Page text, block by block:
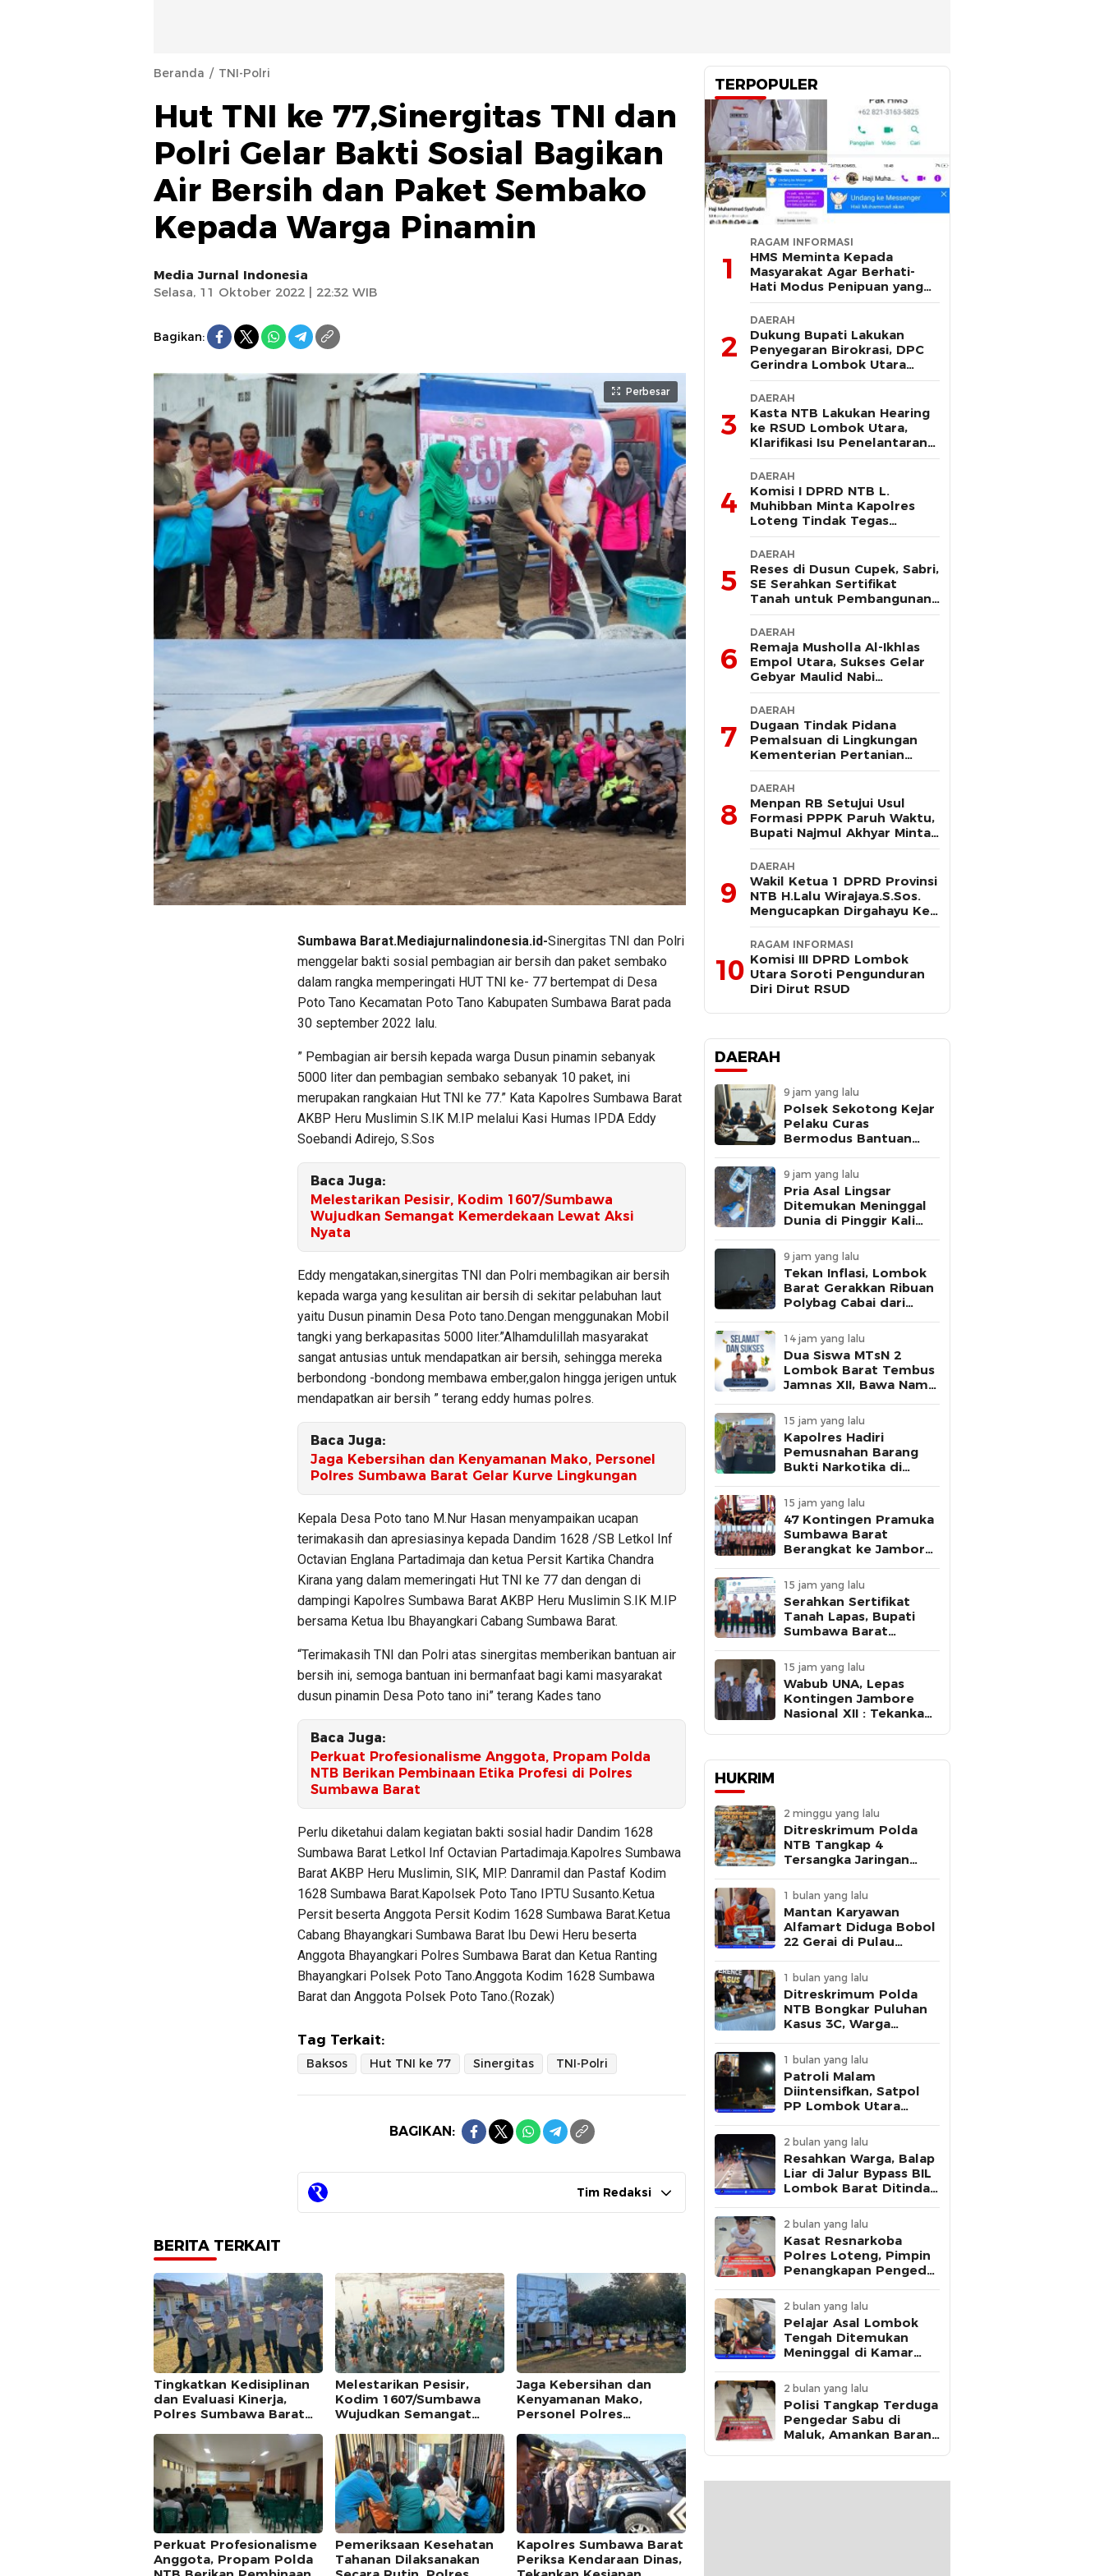
Beranda TNI-Polri
Hut TNI ke 77,Sinergitas TNI dan
Polri Gelar Bakti Sosial Bagikan
Air Bersih dan Paket Sembako
Kepada Warga Pinamin
Media Jurnal Indonesia
Selasa, 11 Oktober 2022 | 22:32 WIB
Bagikan:
Perbesar
Sumbawa Barat.Mediajurnalindonesia.id-Sinergitas TNI dan Polri
menggelar bakti sosial pembagian air bersih dan paket sembako
dalam rangka memperingati HUT TNI ke- 77 bertempat di Desa
Poto Tano Kecamatan Poto Tano Kabupaten Sumbawa Barat pada
30 september 2022 lalu.
” Pembagian air bersih kepada warga Dusun pinamin sebanyak
5000 liter dan pembagian sembako sebanyak 10 paket, ini
merupakan rangkaian Hut TNI ke 77.” Kata Kapolres Sumbawa Barat
AKBP Heru Muslimin S.IK M.IP melalui Kasi Humas IPDA Eddy
Soebandi Adirejo, S.Sos
Baca Juga:
‎Melestarikan Pesisir, Kodim 1607/Sumbawa
Wujudkan Semangat Kemerdekaan Lewat Aksi
Nyata
Eddy mengatakan,sinergitas TNI dan Polri membagikan air bersih
kepada warga yang kesulitan air bersih di sekitar pelabuhan laut
yaitu Dusun pinamin Desa Poto tano.Dengan menggunakan Mobil
tangki yang berkapasitas 5000 liter.”Alhamdulillah masyarakat
sangat antusias untuk mendapatkan air bersih, sehingga mereka
berbondong -bondong membawa ember,galon hingga jerigen untuk
mendapatkan air bersih ” terang eddy humas polres.
Baca Juga:
Jaga Kebersihan dan Kenyamanan Mako, Personel
Polres Sumbawa Barat Gelar Kurve Lingkungan
Kepala Desa Poto tano M.Nur Hasan menyampaikan ucapan
terimakasih dan apresiasinya kepada Dandim 1628 /SB Letkol Inf
Octavian Englana Partadimaja dan ketua Persit Kartika Chandra
Kirana yang dalam memeringati Hut TNI ke 77 dan dengan di
dampingi Kapolres Sumbawa Barat AKBP Heru Muslimin S.IK M.IP
bersama Ketua Ibu Bhayangkari Cabang Sumbawa Barat.
“Terimakasih TNI dan Polri atas sinergitas memberikan bantuan air
bersih ini, semoga bantuan ini bermanfaat bagi kami masyarakat
dusun pinamin Desa Poto tano ini” terang Kades tano
Baca Juga:
Perkuat Profesionalisme Anggota, Propam Polda
NTB Berikan Pembinaan Etika Profesi di Polres
Sumbawa Barat
Perlu diketahui dalam kegiatan bakti sosial hadir Dandim 1628
Sumbawa Barat Letkol Inf Octavian Partadimaja.Kapolres Sumbawa
Barat AKBP Heru Muslimin, SIK, MIP. Danramil dan Pastaf Kodim
1628 Sumbawa Barat.Kapolsek Poto Tano IPTU Susanto.Ketua
Persit beserta Anggota Persit Kodim 1628 Sumbawa Barat.Ketua
Cabang Bhayangkari Sumbawa Barat Ibu Dewi Heru beserta
Anggota Bhayangkari Polres Sumbawa Barat dan Ketua Ranting
Bhayangkari Polsek Poto Tano.Anggota Kodim 1628 Sumbawa
Barat dan Anggota Polsek Poto Tano.(Rozak)
Tag Terkait:
Baksos Hut TNI ke 77 Sinergitas TNI-Polri
BAGIKAN:
Tim Redaksi
BERITA TERKAIT
Tingkatkan Kedisiplinan
dan Evaluasi Kinerja,
Polres Sumbawa Barat
‎Melestarikan Pesisir,
Kodim 1607/Sumbawa
Wujudkan Semangat
Nyata
Jaga Kebersihan dan
Kenyamanan Mako,
Personel Polres
Kurve Lingkungan
Perkuat Profesionalisme
Anggota, Propam Polda
Pemeriksaan Kesehatan
Tahanan Dilaksanakan
Kapolres Sumbawa Barat
Periksa Kendaraan Dinas,
TERPOPULER
1
RAGAM INFORMASI
HMS Meminta Kepada
Masyarakat Agar Berhati-
Hati Modus Penipuan yang
Mengatasnamakan Dirinya
2
DAERAH
Dukung Bupati Lakukan
Penyegaran Birokrasi, DPC
Gerindra Lombok Utara
Sebut Tak Ada Pelanggaran
3
DAERAH
Kasta NTB Lakukan Hearing
ke RSUD Lombok Utara,
Klarifikasi Isu Penelantaran
Ibu Hamil
4
DAERAH
Komisi I DPRD NTB L.
Muhibban Minta Kapolres
Loteng Tindak Tegas
Premanisme DC PT. LNI
5
DAERAH
Reses di Dusun Cupek, Sabri,
SE Serahkan Sertifikat
Tanah untuk Pembangunan
Musholla
6
DAERAH
Remaja Musholla Al-Ikhlas
Empol Utara, Sukses Gelar
Gebyar Maulid Nabi
Muhammad Saw
7
DAERAH
Dugaan Tindak Pidana
Pemalsuan di Lingkungan
Kementerian Pertanian
Kembali Mencuat, Saksi
Kunci Mangkir Panggilan
Polisi
8
DAERAH
Menpan RB Setujui Usul
Formasi PPPK Paruh Waktu,
Bupati Najmul Akhyar Minta
Non ASN Segera Lengkapi
Dokumen
9
DAERAH
Wakil Ketua 1 DPRD Provinsi
NTB H.Lalu Wirajaya.S.Sos.
Mengucapkan Dirgahayu Ke-
80 Lombok Tengah
Masmirah
10
RAGAM INFORMASI
Komisi III DPRD Lombok
Utara Soroti Pengunduran
Diri Dirut RSUD
DAERAH
9 jam yang lalu
Polsek Sekotong Kejar
Pelaku Curas
Bermodus Bantuan
Penculikan Terungkap
9 jam yang lalu
Pria Asal Lingsar
Ditemukan Meninggal
Dunia di Pinggir Kali
Belut
9 jam yang lalu
Tekan Inflasi, Lombok
Barat Gerakkan Ribuan
Polybag Cabai dari
Masyarakat
14 jam yang lalu
Dua Siswa MTsN 2
Lombok Barat Tembus
Jamnas XII, Bawa Nama
Nasional
15 jam yang lalu
Kapolres Hadiri
Pemusnahan Barang
Bukti Narkotika di
Sumbawa Barat
15 jam yang lalu
47 Kontingen Pramuka
Sumbawa Barat
Berangkat ke Jambore
Bupati Ajak Peserta
Belajar, Berkarya, dan
Harumkan Nama
Daerah
15 jam yang lalu
Serahkan Sertifikat
Tanah Lapas, Bupati
Sumbawa Barat
Pembangunan untuk
Dekatkan Pelayanan
Pemasyarakatan
15 jam yang lalu
Wabub UNA, Lepas
Kontingen Jambore
Nasional XII : Tekankan
HUKRIM
2 minggu yang lalu
Ditreskrimum Polda
NTB Tangkap 4
Tersangka Jaringan
1 bulan yang lalu
Mantan Karyawan
Alfamart Diduga Bobol
22 Gerai di Pulau
Modus Pelaku
1 bulan yang lalu
Ditreskrimum Polda
NTB Bongkar Puluhan
Kasus 3C, Warga
Kewaspadaan
1 bulan yang lalu
Patroli Malam
Diintensifkan, Satpol
PP Lombok Utara
Remaja di Kawasan
Kantor Bupati
2 bulan yang lalu
Resahkan Warga, Balap
Liar di Jalur Bypass BIL
Lombok Barat Ditindak
2 bulan yang lalu
Kasat Resnarkoba
Polres Loteng, Pimpin
Penangkapan Pengedar
Mataram di Praya
2 bulan yang lalu
Pelajar Asal Lombok
Tengah Ditemukan
Meninggal di Kamar
Komunikasi Terakhir
Korban
2 bulan yang lalu
Polisi Tangkap Terduga
Pengedar Sabu di
Maluk, Amankan Barang